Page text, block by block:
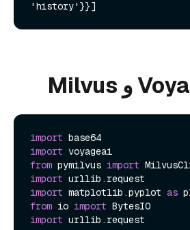
import
import
from pymilvus import
import
import matplotlib.pyplot as
from io import
import